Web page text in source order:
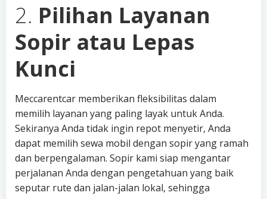
2. Pilihan Layanan
Sopir atau Lepas
Kunci
Meccarentcar memberikan fleksibilitas dalam
memilih layanan yang paling layak untuk Anda.
Sekiranya Anda tidak ingin repot menyetir, Anda
dapat memilih sewa mobil dengan sopir yang ramah
dan berpengalaman. Sopir kami siap mengantar
perjalanan Anda dengan pengetahuan yang baik
seputar rute dan jalan-jalan lokal, sehingga